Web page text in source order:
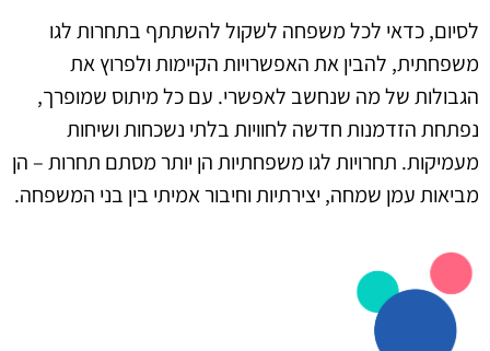
לסיום, כדאי לכל משפחה לשקול להשתתף בתחרות לגו
משפחתית, להבין את האפשרויות הקיימות ולפרוץ את
הגבולות של מה שנחשב לאפשרי. עם כל מיתוס שמופרך,
נפתחת הזדמנות חדשה לחוויות בלתי נשכחות ושיחות
מעמיקות. תחרויות לגו משפחתיות הן יותר מסתם תחרות – הן
מביאות עמן שמחה, יצירתיות וחיבור אמיתי בין בני המשפחה.